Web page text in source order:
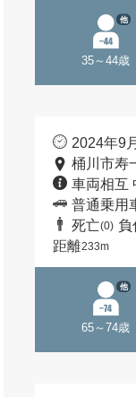
35～44歳
他
2024年9
桶川市寿
車両相互
普通乗用
死亡(0) 負
距離233m
65～74歳
他